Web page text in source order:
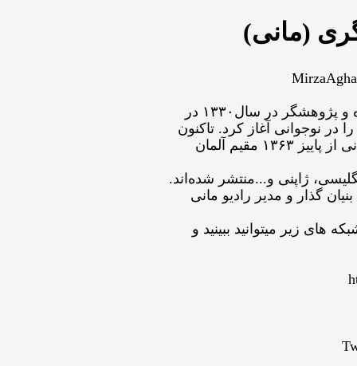
(مانی)
MirzaAgha
ﻣﻴﺮﺯﺍﺁﻗﺎﻋﺴگرﻯ(ﻣﺎﻧﻰ) شاعر، نویسنده و پژوهشگر ﺩﺭ ﺳﺎﻝ۱۳۳۰ در
ﺩﺭ ﻧﻮﺟﻮﺍﻧﻰ ﺁﻏﺎﺯ ﻛﺮﺩ. ﺗﺎﻛﻨﻮﻥ
۵۴ ﺟﻠﺪ ﺍﺯ ﺁﺛﺎﺭﺵ ﺑﻪ ﭼﺎﭖ ﺭﺳﻴﺪه‌اﻧﺪ. مانی از ﭘﺎﻳﻴﺰ ۱۳۶۳ مقیم ﺁﻟﻤﺎﻥ
ژاپنی و...ﻣﻨﺘﺸﺮ ﺷﺪﻩ⁯اند.
گذار و مدیر رادیو مانی
های زیر میتوانید ببینید و